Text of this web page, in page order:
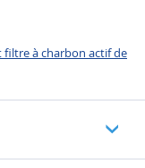
à charbon actif de